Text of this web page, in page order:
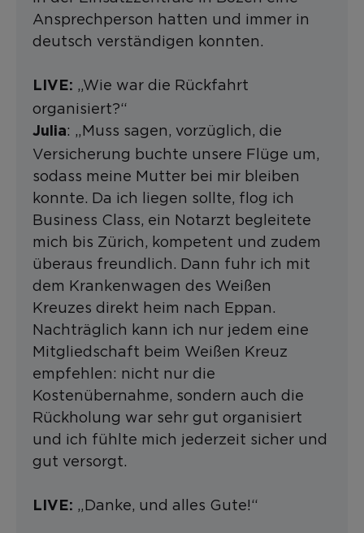
Ansprechperson hatten und immer in
deutsch verständigen konnten.
LIVE: „Wie war die Rückfahrt
organisiert?“
Julia: „Muss sagen, vorzüglich, die
Versicherung buchte unsere Flüge um,
sodass meine Mutter bei mir bleiben
konnte. Da ich liegen sollte, flog ich
Business Class, ein Notarzt begleitete
mich bis Zürich, kompetent und zudem
überaus freundlich. Dann fuhr ich mit
dem Krankenwagen des Weißen
Kreuzes direkt heim nach Eppan.
Nachträglich kann ich nur jedem eine
Mitgliedschaft beim Weißen Kreuz
empfehlen: nicht nur die
Kostenübernahme, sondern auch die
Rückholung war sehr gut organisiert
und ich fühlte mich jederzeit sicher und
gut versorgt.
LIVE: „Danke, und alles Gute!“